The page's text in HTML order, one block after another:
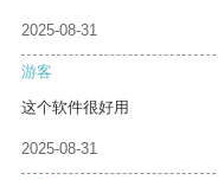
2025-08-31
游客
这个软件很好用
2025-08-31